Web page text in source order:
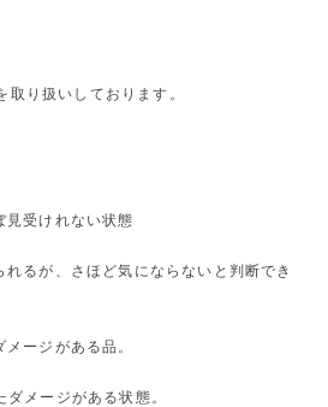
り扱いしております。
見受けれない状態
るが、さほど気にならないと判断でき
ージがある品。
メージがある状態。